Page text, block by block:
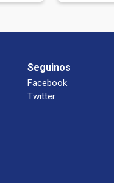
Seguinos
Facebook
Twitter